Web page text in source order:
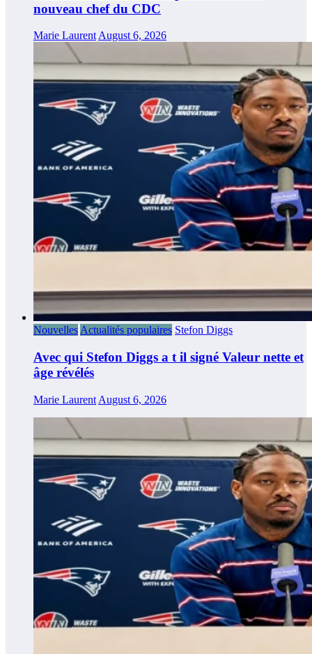
nouveau chef du CDC
Marie LaurentAugust 6, 2026
NouvellesActualités populaires Stefon Diggs
Avec qui Stefon Diggs a t il signé Valeur nette et
âge révélés
Marie Laurent August 6, 2026